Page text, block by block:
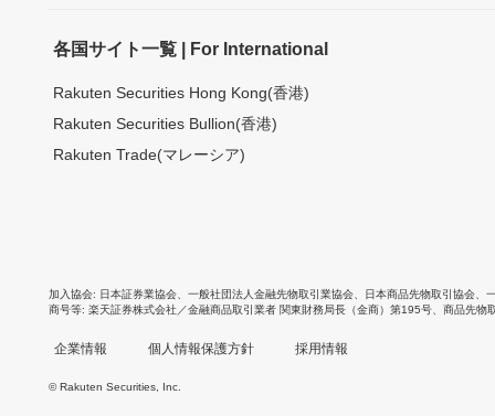
各国サイト一覧 | For International
Rakuten Securities Hong Kong(香港)
Rakuten Securities Bullion(香港)
Rakuten Trade(マレーシア)
加入協会 日本証券業協会 一般社団法人金融先物取引業協会 日本商品先物取引協会
商号等 楽天証券株式会社／金融商品取引業者 関東財務局長（金商）第195号、商品先物
企業情報 個人情報保護方針 採用情報
© Rakuten Securities, Inc.